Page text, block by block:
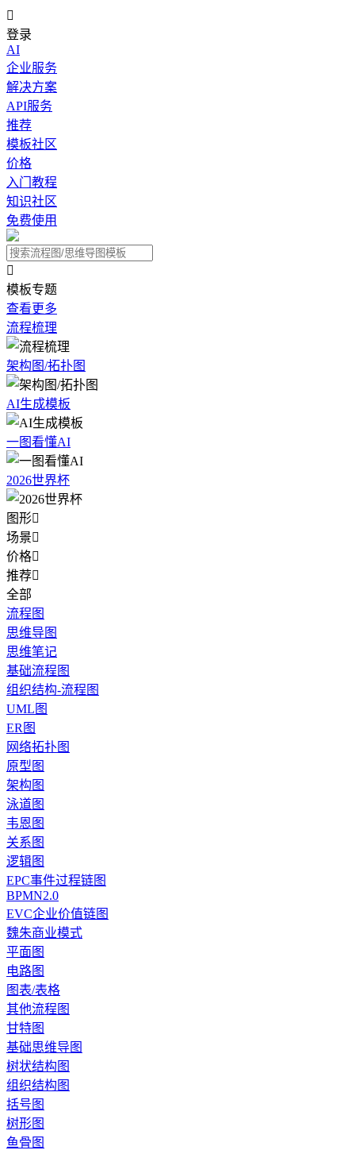

登录
AI
企业服务
解决方案
API服务
推荐
模板社区
价格
入门教程
知识社区
免费使用

模板专题
查看更多
流程梳理
架构图/拓扑图
AI生成模板
一图看懂AI
2026世界杯
图形
场景
价格
推荐
全部
流程图
思维导图
思维笔记
基础流程图
组织结构-流程图
UML图
ER图
网络拓扑图
原型图
架构图
泳道图
韦恩图
关系图
逻辑图
EPC事件过程链图
BPMN2.0
EVC企业价值链图
魏朱商业模式
平面图
电路图
图表/表格
其他流程图
甘特图
基础思维导图
树状结构图
组织结构图
括号图
树形图
鱼骨图